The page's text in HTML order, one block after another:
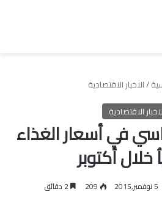
/الاخبار الاقتصادية
الاقتصادية
في أسعار الغذاء
خلال أكتوبر
5 نوفمبر,2015 209 2 دقائق